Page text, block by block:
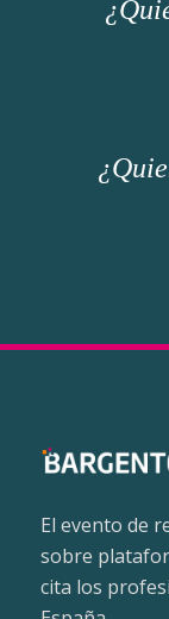
El evento de
sobre
cita los